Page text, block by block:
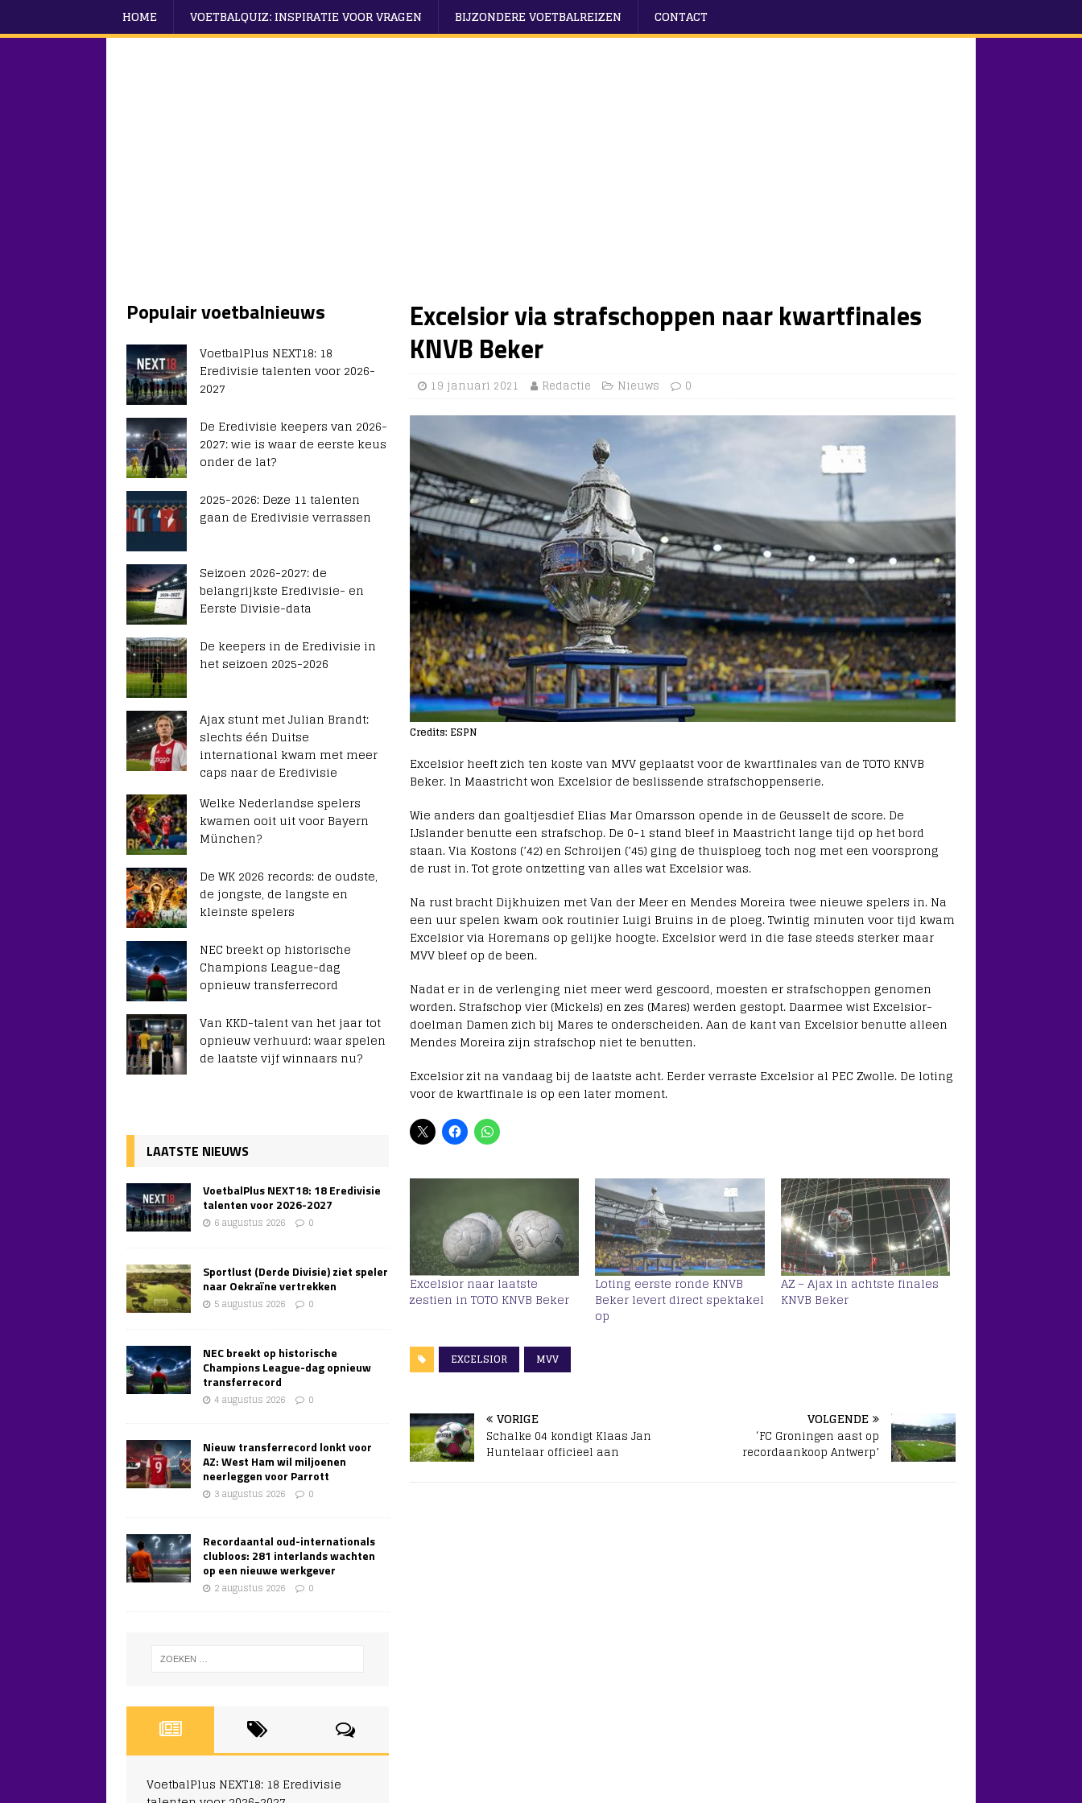
HOME VOETBALQUIZ: INSPIRATIE VOOR VRAGEN BIJZONDERE VOETBALREIZEN CONTACT
Excelsior via strafschoppen naar kwartfinales
KNVB Beker
19 januari 2021 Redactie Nieuws 0
Credits: ESPN
Excelsior heeft zich ten koste van MVV geplaatst voor de kwartfinales van de TOTO KNVB
Beker. In Maastricht won Excelsior de beslissende strafschoppenserie.
Wie anders dan goaltjesdief Elias Mar Omarsson opende in de Geusselt de score. De
IJslander benutte een strafschop. De 0-1 stand bleef in Maastricht lange tijd op het bord
staan. Via Kostons (’42) en Schroijen (’45) ging de thuisploeg toch nog met een voorsprong
de rust in. Tot grote ontzetting van alles wat Excelsior was.
Na rust bracht Dijkhuizen met Van der Meer en Mendes Moreira twee nieuwe spelers in. Na
een uur spelen kwam ook routinier Luigi Bruins in de ploeg. Twintig minuten voor tijd kwam
Excelsior via Horemans op gelijke hoogte. Excelsior werd in die fase steeds sterker maar
MVV bleef op de been.
Nadat er in de verlenging niet meer werd gescoord, moesten er strafschoppen genomen
worden. Strafschop vier (Mickels) en zes (Mares) werden gestopt. Daarmee wist Excelsior-
doelman Damen zich bij Mares te onderscheiden. Aan de kant van Excelsior benutte alleen
Mendes Moreira zijn strafschop niet te benutten.
Excelsior zit na vandaag bij de laatste acht. Eerder verraste Excelsior al PEC Zwolle. De loting
voor de kwartfinale is op een later moment.
Excelsior naar laatste
zestien in TOTO KNVB Beker
Loting eerste ronde KNVB
Beker levert direct spektakel
op
AZ – Ajax in achtste finales
KNVB Beker
EXCELSIOR MVV
VORIGE
Schalke 04 kondigt Klaas Jan
Huntelaar officieel aan
VOLGENDE
‘FC Groningen aast op
recordaankoop Antwerp’
Populair voetbalnieuws
VoetbalPlus NEXT18: 18
Eredivisie talenten voor 2026-
2027
De Eredivisie keepers van 2026-
2027: wie is waar de eerste keus
onder de lat?
2025-2026: Deze 11 talenten
gaan de Eredivisie verrassen
Seizoen 2026-2027: de
belangrijkste Eredivisie- en
Eerste Divisie-data
De keepers in de Eredivisie in
het seizoen 2025-2026
Ajax stunt met Julian Brandt:
slechts één Duitse
international kwam met meer
caps naar de Eredivisie
Welke Nederlandse spelers
kwamen ooit uit voor Bayern
München?
De WK 2026 records: de oudste,
de jongste, de langste en
kleinste spelers
NEC breekt op historische
Champions League-dag
opnieuw transferrecord
Van KKD-talent van het jaar tot
opnieuw verhuurd: waar spelen
de laatste vijf winnaars nu?
LAATSTE NIEUWS
VoetbalPlus NEXT18: 18 Eredivisie
talenten voor 2026-2027
6 augustus 2026 0
Sportlust (Derde Divisie) ziet speler
naar Oekraïne vertrekken
5 augustus 2026 0
NEC breekt op historische
Champions League-dag opnieuw
transferrecord
4 augustus 2026 0
Nieuw transferrecord lonkt voor
AZ: West Ham wil miljoenen
neerleggen voor Parrott
3 augustus 2026 0
Recordaantal oud-internationals
clubloos: 281 interlands wachten
op een nieuwe werkgever
2 augustus 2026 0
VoetbalPlus NEXT18: 18 Eredivisie